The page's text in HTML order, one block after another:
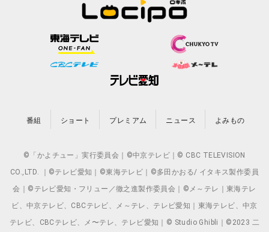
番組 ショート プレミアム ニュース よみもの
©「かよチュー」実行委員会｜©中京テレビ｜© CBC TELEVISION
CO.,LTD. ｜©テレビ愛知｜©東海テレビ｜©多田かおる/ イタキス製作委員
会｜©テレビ愛知・フリュー／徹之進製作委員会｜©メ～テレ｜東海テレ
ビ、中京テレビ、CBCテレビ、メ～テレ、テレビ愛知｜東海テレビ、中京
テレビ、CBCテレビ、メ〜テレ、テレビ愛知｜© Studio Ghibli｜©2023 二